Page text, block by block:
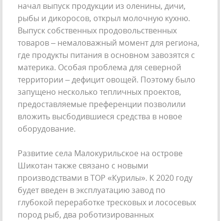
начал выпуск продукции из оленины, дичи,
рыбы и дикоросов, открыл молочную кухню.
Выпуск собственных продовольственных
товаров – немаловажный момент для региона,
где продукты питания в основном завозятся с
материка. Особая проблема для северной
территории – дефицит овощей. Поэтому было
запущено несколько тепличных проектов,
предоставляемые преференции позволили
вложить высбодившиеся средства в новое
оборудование.
Развитие села Малокурильское на острове
Шикотан также связано с новыми
производствами в ТОР «Курилы». К 2020 году
будет введен в эксплуатацию завод по
глубокой переработке тресковых и лососевых
пород рыб, два роботизированных